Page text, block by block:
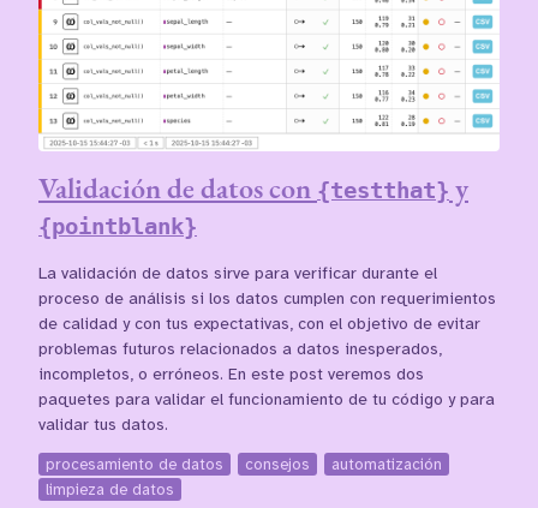
Validación de datos con {testthat} y
{pointblank}
La validación de datos sirve para verificar durante el
proceso de análisis si los datos cumplen con requerimientos
de calidad y con tus expectativas, con el objetivo de evitar
problemas futuros relacionados a datos inesperados,
incompletos, o erróneos. En este post veremos dos
paquetes para validar el funcionamiento de tu código y para
validar tus datos.
procesamiento de datos consejos
automatización
limpieza de datos